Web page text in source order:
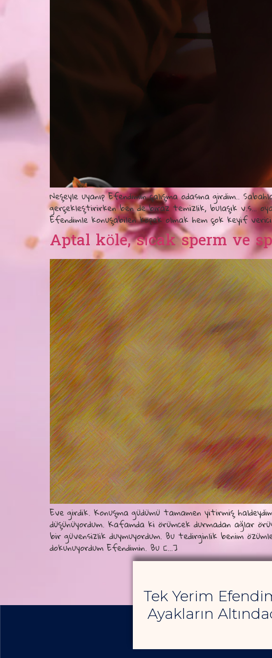
Neşeyle uyanıp Efendimin çalışma odasına girdim..
gerçekleştirirken ben de biraz temizlik, bulaşık v.s…
Efendimle konuşabilen köpek olmak hem çok keyif
Aptal köle, sıcak sperm ve
Eve girdik. Konuşma güdümü tamamen yitirmiş
düşünüyordum. Kafamda ki örümcek durmadan ağlar
bir güvensizlik duymuyordum. Bu tedirginlik benim
dokunuyordum Efendimin. Bu […]
Tek Yerim
Ayakların